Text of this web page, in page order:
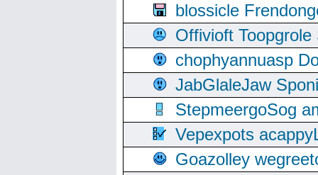
blossicle
Offivioft
chophyannuasp
JabGlaleJaw
StepmeergoSog
Vepexpots
Goazolley